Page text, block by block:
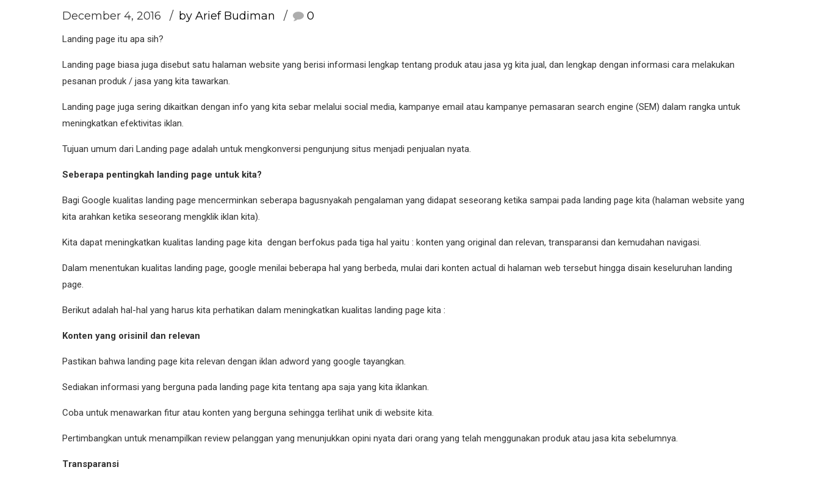
December 4, 2016 by Arief Budiman 0
​Landing page itu apa sih?
Landing page biasa juga disebut satu halaman website yang berisi informasi lengkap tentang produk atau jasa yg kita jual, dan lengkap dengan informasi cara melakukan
pesanan produk / jasa yang kita tawarkan.
Landing page juga sering dikaitkan dengan info yang kita sebar melalui social media, kampanye email atau kampanye pemasaran search engine (SEM) dalam rangka untuk
meningkatkan efektivitas iklan.
Tujuan umum dari Landing page adalah untuk mengkonversi pengunjung situs menjadi penjualan nyata.
Seberapa pentingkah landing page untuk kita?
Bagi Google kualitas landing page mencerminkan seberapa bagusnyakah pengalaman yang didapat seseorang ketika sampai pada landing page kita (halaman website yang
kita arahkan ketika seseorang mengklik iklan kita).
Kita dapat meningkatkan kualitas landing page kita dengan berfokus pada tiga hal yaitu : konten yang original dan relevan, transparansi dan kemudahan navigasi.
Dalam menentukan kualitas landing page, google menilai beberapa hal yang berbeda, mulai dari konten actual di halaman web tersebut hingga disain keseluruhan landing
page.
Berikut adalah hal-hal yang harus kita perhatikan dalam meningkatkan kualitas landing page kita :
Konten yang orisinil dan relevan
Pastikan bahwa landing page kita relevan dengan iklan adword yang google tayangkan.
Sediakan informasi yang berguna pada landing page kita tentang apa saja yang kita iklankan.
Coba untuk menawarkan fitur atau konten yang berguna sehingga terlihat unik di website kita.
Pertimbangkan untuk menampilkan review pelanggan yang menunjukkan opini nyata dari orang yang telah menggunakan produk atau jasa kita sebelumnya.
Transparansi